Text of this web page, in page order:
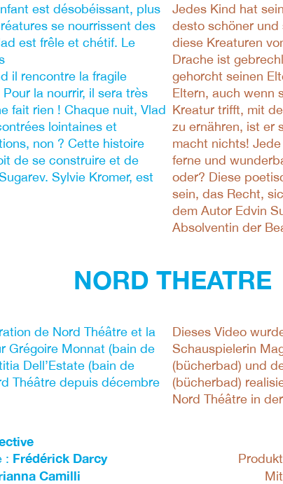
est désobéissant, plus
se nourrissent des
est frêle et chétif. Le
il rencontre la fragile
la nourrir, il sera très
fait rien ! Chaque nuit, Vlad
lointaines et
non ? Cette histoire
de se construire et de
Sylvie Kromer, est
Jedes Kind hat
desto schöner und
diese Kreaturen
Drache ist
gehorcht seinen
Eltern, auch wenn
Kreatur trifft, mit
zu ernähren, ist er
macht nichts!
ferne und
oder? Diese
sein, das Recht,
dem Autor Edvin
Absolventin der
NORD THEATRE
de Nord Théâtre et la
Grégoire Monnat (bain de
Dell’Estate (bain de
Théâtre depuis décembre
Dieses Video
Schauspielerin
(bücherbad) und
(bücherbad)
Nord Théâtre in
: Frédérick Darcy
Camilli